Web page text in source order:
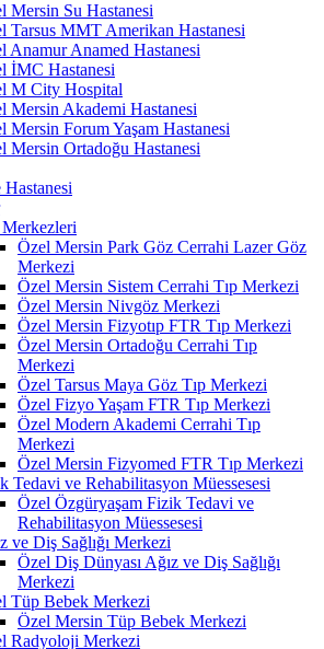
Mersin Su Hastanesi
Tarsus MMT Amerikan Hastanesi
Anamur Anamed Hastanesi
İMC Hastanesi
M City Hospital
Mersin Akademi Hastanesi
Mersin Forum Yaşam Hastanesi
Mersin Ortadoğu Hastanesi
Merkezleri
Özel Mersin Park Göz Cerrahi Lazer Göz
Merkezi
Özel Mersin Sistem Cerrahi Tıp Merkezi
Özel Mersin Nivgöz Merkezi
Özel Mersin Fizyotıp FTR Tıp Merkezi
Özel Mersin Ortadoğu Cerrahi Tıp
Merkezi
Özel Tarsus Maya Göz Tıp Merkezi
Özel Fizyo Yaşam FTR Tıp Merkezi
Özel Modern Akademi Cerrahi Tıp
Merkezi
Özel Mersin Fizyomed FTR Tıp Merkezi
Tedavi ve Rehabilitasyon Müessesesi
Özel Özgüryaşam Fizik Tedavi ve
Rehabilitasyon Müessesesi
ve Diş Sağlığı Merkezi
Özel Diş Dünyası Ağız ve Diş Sağlığı
Merkezi
Tüp Bebek Merkezi
Özel Mersin Tüp Bebek Merkezi
Radyoloji Merkezi